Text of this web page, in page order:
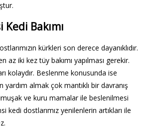
Kedi Bakımı
kürkleri son derece dayanıklıdır.
az iki kez tüy bakımı yapılması gerekir.
kolaydır. Beslenme konusunda ise
almak çok mantıklı bir davranış
ve kuru mamalar ile beslenilmesi
kedi dostlarımız yenilenlerin artıkları ile